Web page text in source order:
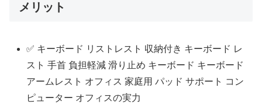
メリット
✅ キーボード リストレスト 収納付き キーボード レ
スト 手首 負担軽減 滑り止め キーボード キーボード
アームレスト オフィス 家庭用 パッド サポート コン
ピューター オフィスの実力